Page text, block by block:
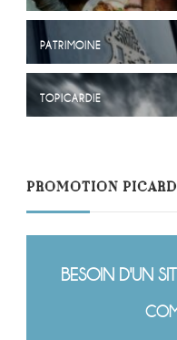
PATRIMOINE
TOPICARDIE
PROMOTION
BESOIN D'UN